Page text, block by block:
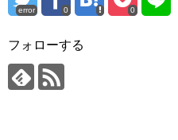
error 0 0
フォローする